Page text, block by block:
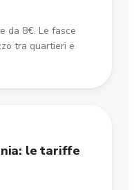
da 8€. Le fasce
tra quartieri e
le tariffe